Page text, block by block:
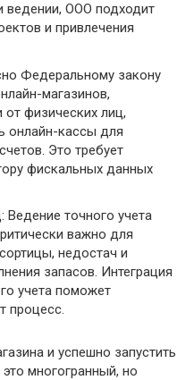
ведении, ООО подходит
и привлечения
Федеральному закону
магазинов,
физических лиц,
онлайн-кассы для
Это требует
фискальных данных
Ведение точного учета
важно для
недостач и
запасов. Интеграция
учета поможет
процесс.
и успешно запустить
многогранный, но